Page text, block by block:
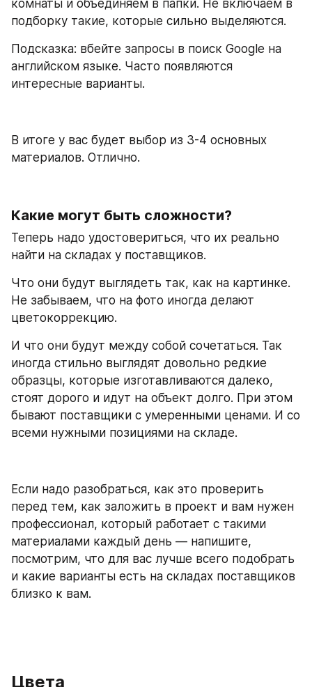
комнаты и объединяем в папки. Не включаем в
подборку такие, которые сильно выделяются.
Подсказка: вбейте запросы в поиск Google на
английском языке. Часто появляются
интересные варианты.
В итоге у вас будет выбор из 3-4 основных
материалов. Отлично.
Какие могут быть сложности?
Теперь надо удостовериться, что их реально
найти на складах у поставщиков.
Что они будут выглядеть так, как на картинке.
Не забываем, что на фото иногда делают
цветокоррекцию.
И что они будут между собой сочетаться. Так
иногда стильно выглядят довольно редкие
образцы, которые изготавливаются далеко,
стоят дорого и идут на объект долго. При этом
бывают поставщики с умеренными ценами. И со
всеми нужными позициями на складе.
Если надо разобраться, как это проверить
перед тем, как заложить в проект и вам нужен
профессионал, который работает с такими
материалами каждый день — напишите,
посмотрим, что для вас лучше всего подобрать
и какие варианты есть на складах поставщиков
близко к вам.
Цвета